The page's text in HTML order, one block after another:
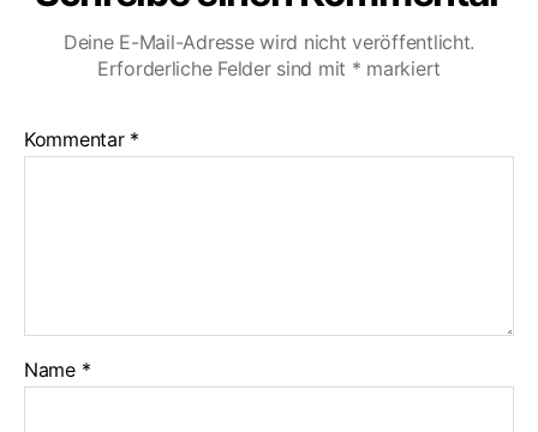
Deine E-Mail-Adresse wird nicht veröffentlicht.
Erforderliche Felder sind mit * markiert
Kommentar *
Name *